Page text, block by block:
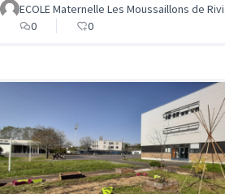
ECOLE Maternelle Les Moussaillons de
0
0